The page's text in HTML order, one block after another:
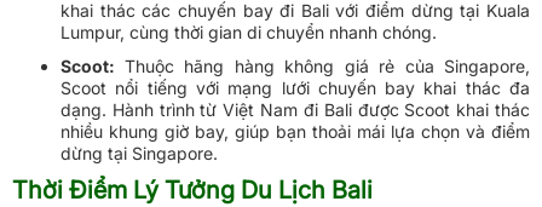
khai thác các chuyến bay đi Bali với điểm dừng tại Kuala
Lumpur, cùng thời gian di chuyển nhanh chóng.
Scoot: Thuộc hãng hàng không giá rẻ của Singapore,
Scoot nổi tiếng với mạng lưới chuyến bay khai thác đa
dạng. Hành trình từ Việt Nam đi Bali được Scoot khai thác
nhiều khung giờ bay, giúp bạn thoải mái lựa chọn và điểm
dừng tại Singapore.
Thời Điểm Lý Tưởng Du Lịch Bali